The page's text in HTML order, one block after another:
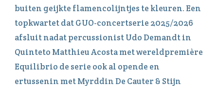
buiten geijkte flamencolijntjes te kleuren. Een
topkwartet dat GUO-concertserie 2025/2026
afsluit nadat percussionist Udo Demandt in
Quinteto Matthieu Acosta met wereldpremière
Equilibrio de serie ook al opende en
ertussenin met Myrddin De Cauter & Stijn